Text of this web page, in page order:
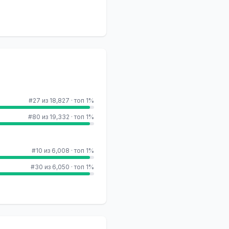
#27 из 18,827 ·топ 1%
#80 из 19,332 ·топ 1%
#10 из 6,008 ·топ 1%
#30 из 6,050 ·топ 1%